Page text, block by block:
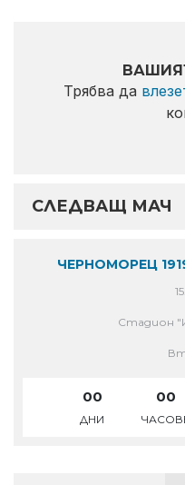
Трябва да
СЛЕДВАЩ МАЧ
ЧЕРНОМОРЕЦ
Стадион
00
ДНИ
00